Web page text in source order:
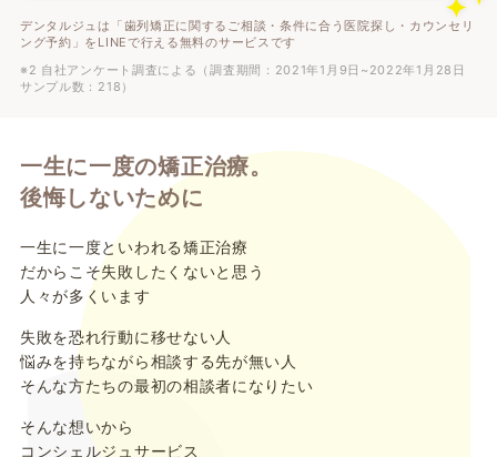
デンタルジュは「歯列矯正に関するご相談・条件に合う医院探し・カウンセリ
ング予約」をLINEで行える無料のサービスです
※2 自社アンケート調査による（調査期間：2021年1月9日~2022年1月28日
サンプル数：218）
一生に一度の矯正治療。
後悔しないために
一生に一度といわれる矯正治療
だからこそ失敗したくないと思う
人々が多くいます
失敗を恐れ行動に移せない人
悩みを持ちながら相談する先が無い人
そんな方たちの最初の相談者になりたい
そんな想いから
コンシェルジュサービス